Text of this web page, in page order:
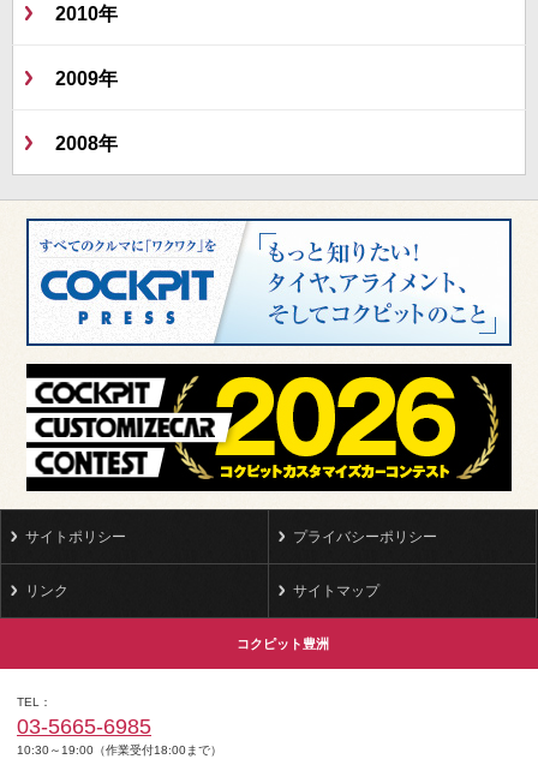
2010年
2009年
2008年
サイトポリシー プライバシーポリシー
リンク サイトマップ
コクピット豊洲
TEL
03-5665-6985
10:30～19:00（作業受付18:00まで）